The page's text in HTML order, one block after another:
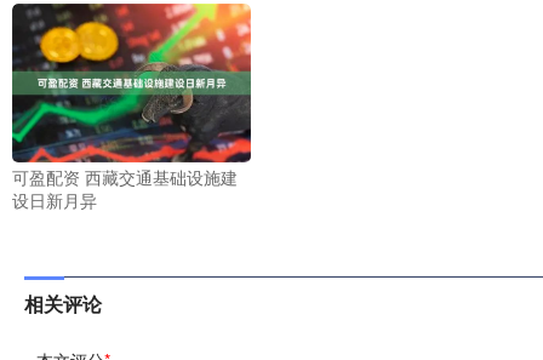
可盈配资 西藏交通基础设施建
设日新月异
相关评论